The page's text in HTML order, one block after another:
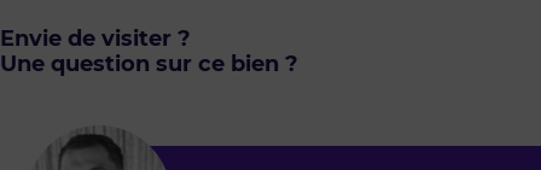
Envie de visiter ?
Une question sur ce bien ?